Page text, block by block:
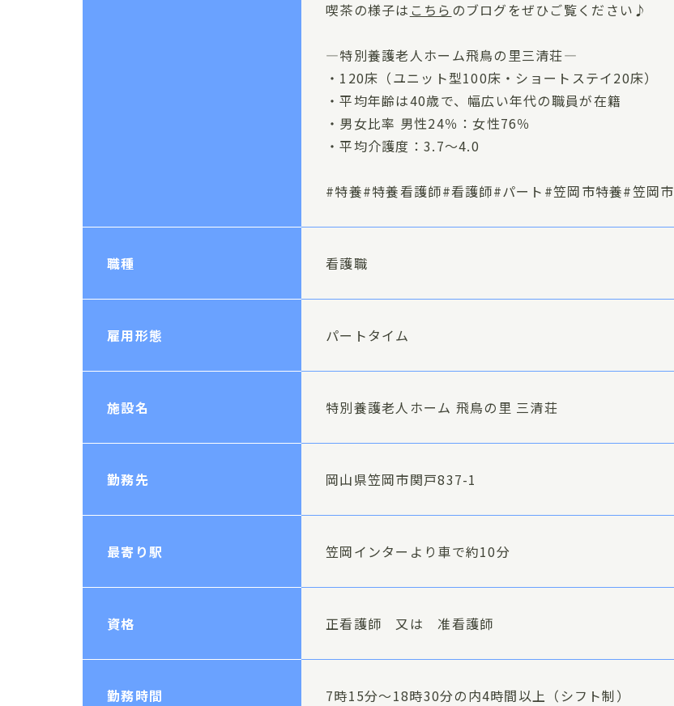
喫茶の様子は こちら のブログをぜひご覧ください♪
—特別養護老人ホーム飛鳥の里三清荘—
・120床（ユニット型100床・ショートステイ20床）
・平均年齢は40歳で、幅広い年代の職員が在籍
・男女比率 男性24％：女性76％
・平均介護度：3.7〜4.0
#特養#特養看護師#看護師#パート#笠岡市特養#笠岡市
職種 看護職
雇用形態 パートタイム
施設名 特別養護老人ホーム 飛鳥の里 三清荘
勤務先 岡山県笠岡市関戸837-1
最寄り駅 笠岡インターより車で約10分
資格 正看護師 又は 准看護師
勤務時間
7時15分～18時30分の内4時間以上（シフト制）